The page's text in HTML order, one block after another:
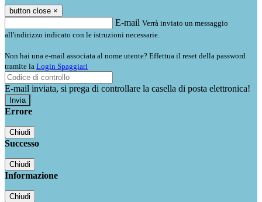
button close ×
E-mail Verrà inviato un messaggio
all'indirizzo indicato con le istruzioni necessarie.
Non hai una e-mail associata al nome utente? Effettua il reset della password
tramite la Login Spaggiari
E-mail inviata, si prega di controllare la casella di posta elettronica!
Errore
Chiudi
Successo
Chiudi
Informazione
Chiudi